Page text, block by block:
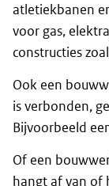
atletiekbanen
voor gas,
constructies
Ook een
is verbonden,
Bijvoorbeeld
Of een
hangt af van of